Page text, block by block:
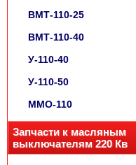
ВМТ-110-25
ВМТ-110-40
У-110-40
У-110-50
ММО-110
Запчасти к масляным
выключателям 220 Кв